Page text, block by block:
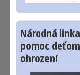
Národná
pomoc
ohrození